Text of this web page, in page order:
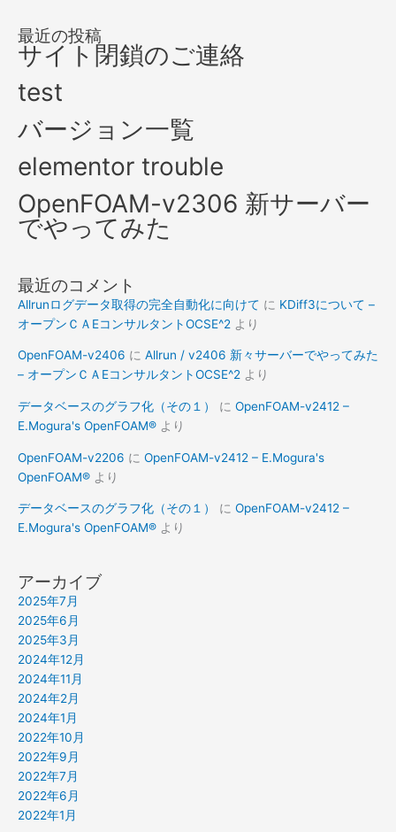
最近の投稿
サイト閉鎖のご連絡
test
バージョン一覧
elementor trouble
OpenFOAM-v2306 新サーバー
でやってみた
最近のコメント
Allrunログデータ取得の完全自動化に向けて に KDiff3について –
オープンＣＡEコンサルタントOCSE^2 より
OpenFOAM-v2406 に Allrun / v2406 新々サーバーでやってみた
– オープンＣＡEコンサルタントOCSE^2 より
データベースのグラフ化（その１） に OpenFOAM-v2412 –
E.Mogura's OpenFOAM® より
OpenFOAM-v2206 に OpenFOAM-v2412 – E.Mogura's
OpenFOAM® より
データベースのグラフ化（その１） に OpenFOAM-v2412 –
E.Mogura's OpenFOAM® より
アーカイブ
2025年7月
2025年6月
2025年3月
2024年12月
2024年11月
2024年2月
2024年1月
2022年10月
2022年9月
2022年7月
2022年6月
2022年1月